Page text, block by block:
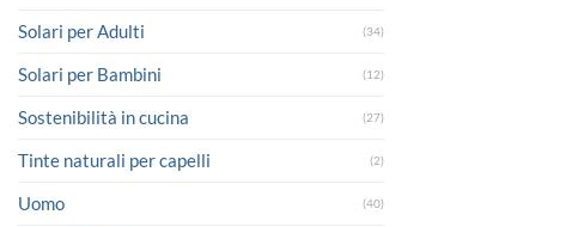
Solari per Adulti (34)
Solari per Bambini (12)
Sostenibilità in cucina (27)
Tinte naturali per capelli (2)
Uomo (40)